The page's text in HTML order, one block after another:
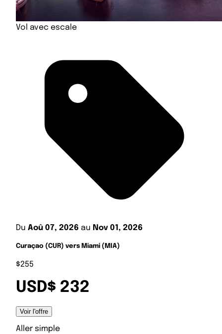
Vol avec escale
Du Aoû 07, 2026 au Nov 01, 2026
Curaçao (CUR) vers Miami (MIA)
$255
USD$ 232
Voir l'offre
Aller simple